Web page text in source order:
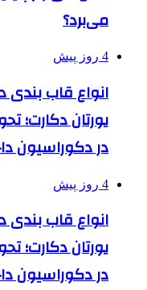
می‌برد؟
4 روز پیش
انواع قاب بندی
یورتان دکارت؛
در دکوراسیون
4 روز پیش
انواع قاب بندی
یورتان دکارت؛
در دکوراسیون